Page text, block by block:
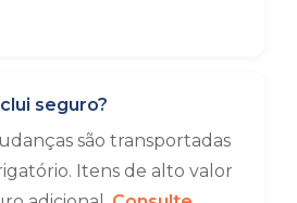
seguro?
são transportadas
Itens de alto valor